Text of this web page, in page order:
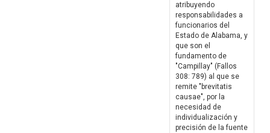
atribuyendo
responsabilidades a
funcionarios del
Estado de Alabama, y
que son el
fundamento de
"Campillay" (Fallos
308: 789) al que se
remite "brevitatis
causae", por la
necesidad de
individualización y
precisión de la fuente